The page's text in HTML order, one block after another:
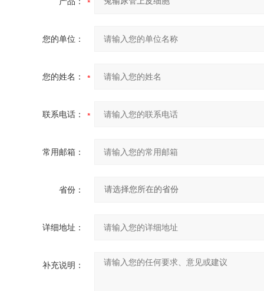
您的单位：
您的姓名：
联系电话：
常用邮箱：
省份：
详细地址：
补充说明：